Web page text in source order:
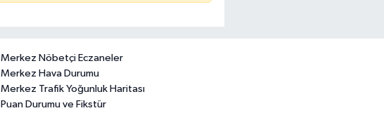
Merkez Nöbetçi Eczaneler
Merkez Hava Durumu
Merkez Trafik Yoğunluk Haritası
Puan Durumu ve Fikstür